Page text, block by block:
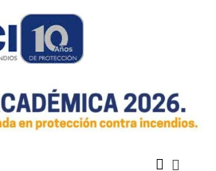
Contra Incendios
Contra Incendios para Nuestra Sociedad